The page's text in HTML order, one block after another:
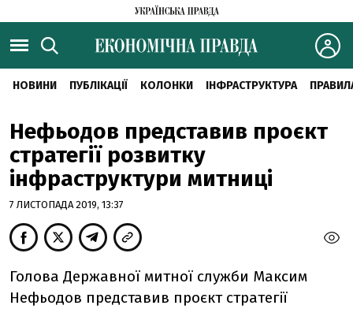
НОВИНИ ПУБЛІКАЦІЇ КОЛОНКИ ІНФРАСТРУКТУРА
Нефьодов представив проєкт
стратегії розвитку
інфраструктури митниці
7 ЛИСТОПАДА 2019, 13:37
Голова Державної митної служби Максим
Нефьодов представив проєкт стратегії